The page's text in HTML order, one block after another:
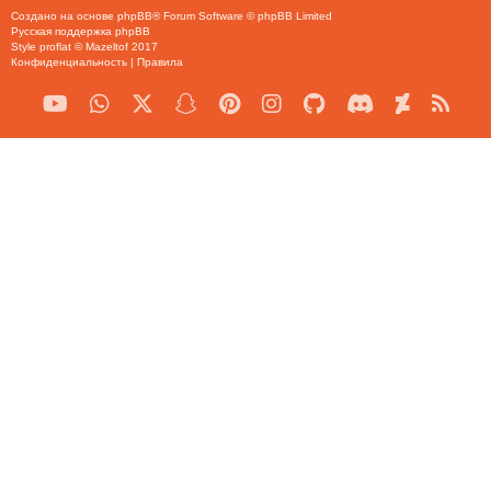
Создано на основе phpBB® Forum Software © phpBB Limited
Русская поддержка phpBB
Style proflat ©Mazeltof 2017
Конфиденциальность | Правила